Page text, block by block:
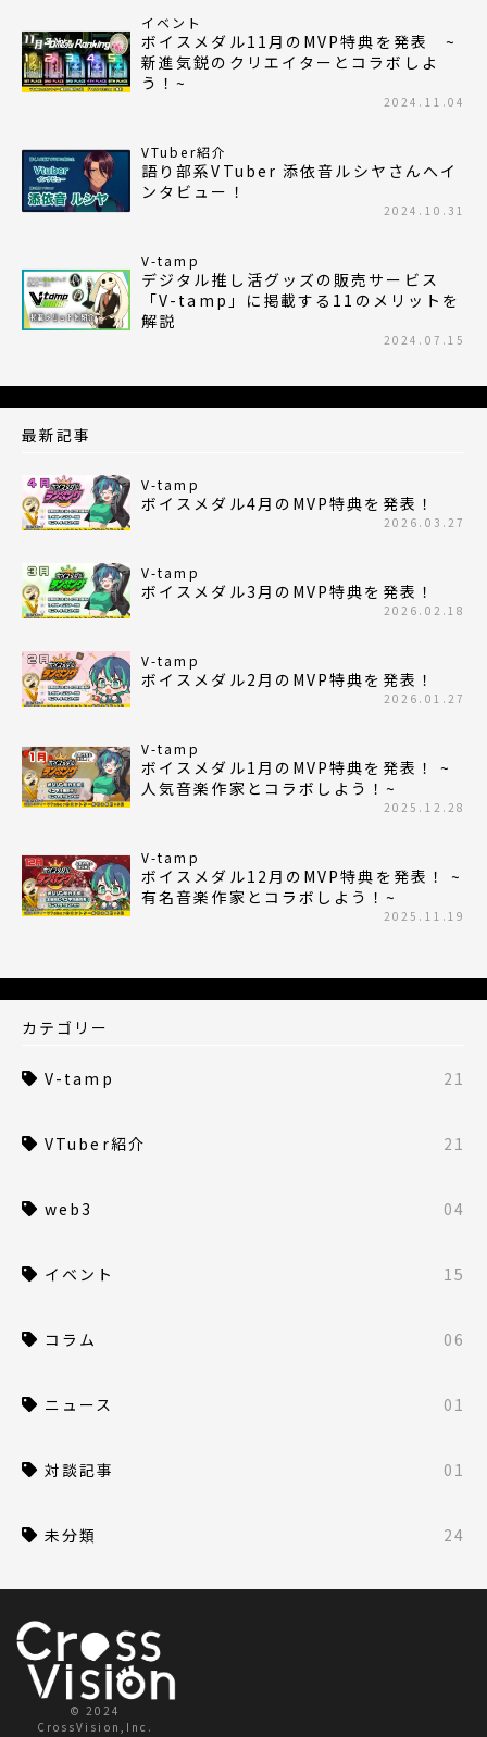
イベント
ボイスメダル11月のMVP特典を発表 ~
新進気鋭のクリエイターとコラボしよ
う！~
2024.11.04
VTuber紹介
語り部系VTuber 添依音ルシヤさんへイ
ンタビュー！
2024.10.31
V-tamp
デジタル推し活グッズの販売サービス
「V-tamp」に掲載する11のメリットを
解説
2024.07.15
最新記事
V-tamp
ボイスメダル4月のMVP特典を発表！
2026.03.27
V-tamp
ボイスメダル3月のMVP特典を発表！
2026.02.18
V-tamp
ボイスメダル2月のMVP特典を発表！
2026.01.27
V-tamp
ボイスメダル1月のMVP特典を発表！ ~
人気音楽作家とコラボしよう！~
2025.12.28
V-tamp
ボイスメダル12月のMVP特典を発表！ ~
有名音楽作家とコラボしよう！~
2025.11.19
カテゴリー
V-tamp 21
VTuber紹介 21
web3 04
イベント 15
コラム 06
ニュース 01
対談記事 01
未分類 24
© 2024
CrossVision,Inc.